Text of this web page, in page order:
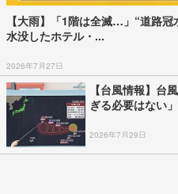
【大雨】「1階は全滅…」“道路
水没したホテル・...
2026年7月27日
【台風情報】
ぎる必要はない
2026年7月29日